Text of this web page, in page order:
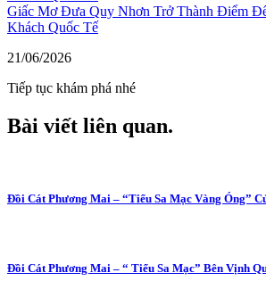
Giấc Mơ Đưa Quy Nhơn Trở Thành Điểm
Khách Quốc Tế
21/06/2026
Tiếp tục khám phá nhé
Bài viết liên quan.
Đồi Cát Phương Mai – “Tiểu Sa Mạc Vàng Óng”
Đồi Cát Phương Mai – “ Tiểu Sa Mạc” Bên Vịnh